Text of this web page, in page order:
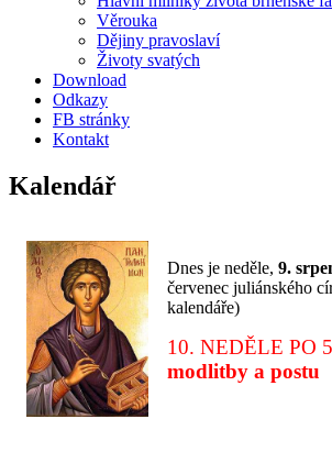
Věrouka
Dějiny pravoslaví
Životy svatých
Download
Odkazy
FB stránky
Kontakt
Kalendář
Dnes je neděle, 9.
červenec juliánského
kalendáře)
10. NEDĚLE PO
modlitby a postu